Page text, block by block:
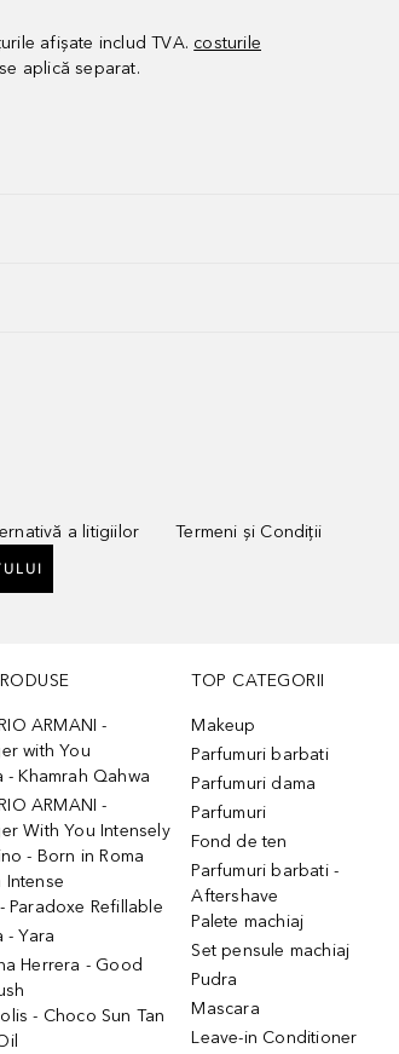
afișate includ TVA. costurile
se aplică separat.
a litigiilor
Termeni și Condiții
ARMANI -
with You
- Khamrah Qahwa
ARMANI -
With You Intensely
- Born in Roma
Intense
Paradoxe Refillable
- Yara
Herrera - Good
- Choco Sun Tan
TOP CATEGORII
Makeup
Parfumuri barbati
Parfumuri dama
Parfumuri
Fond de ten
Parfumuri barbati -
Aftershave
Palete machiaj
Set pensule machiaj
Pudra
Mascara
Leave-in Conditioner